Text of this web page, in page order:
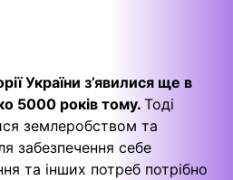
України з’явилися ще в
5000 років тому. Тоді
землеробством та
забезпечення себе
та інших потреб потрібно